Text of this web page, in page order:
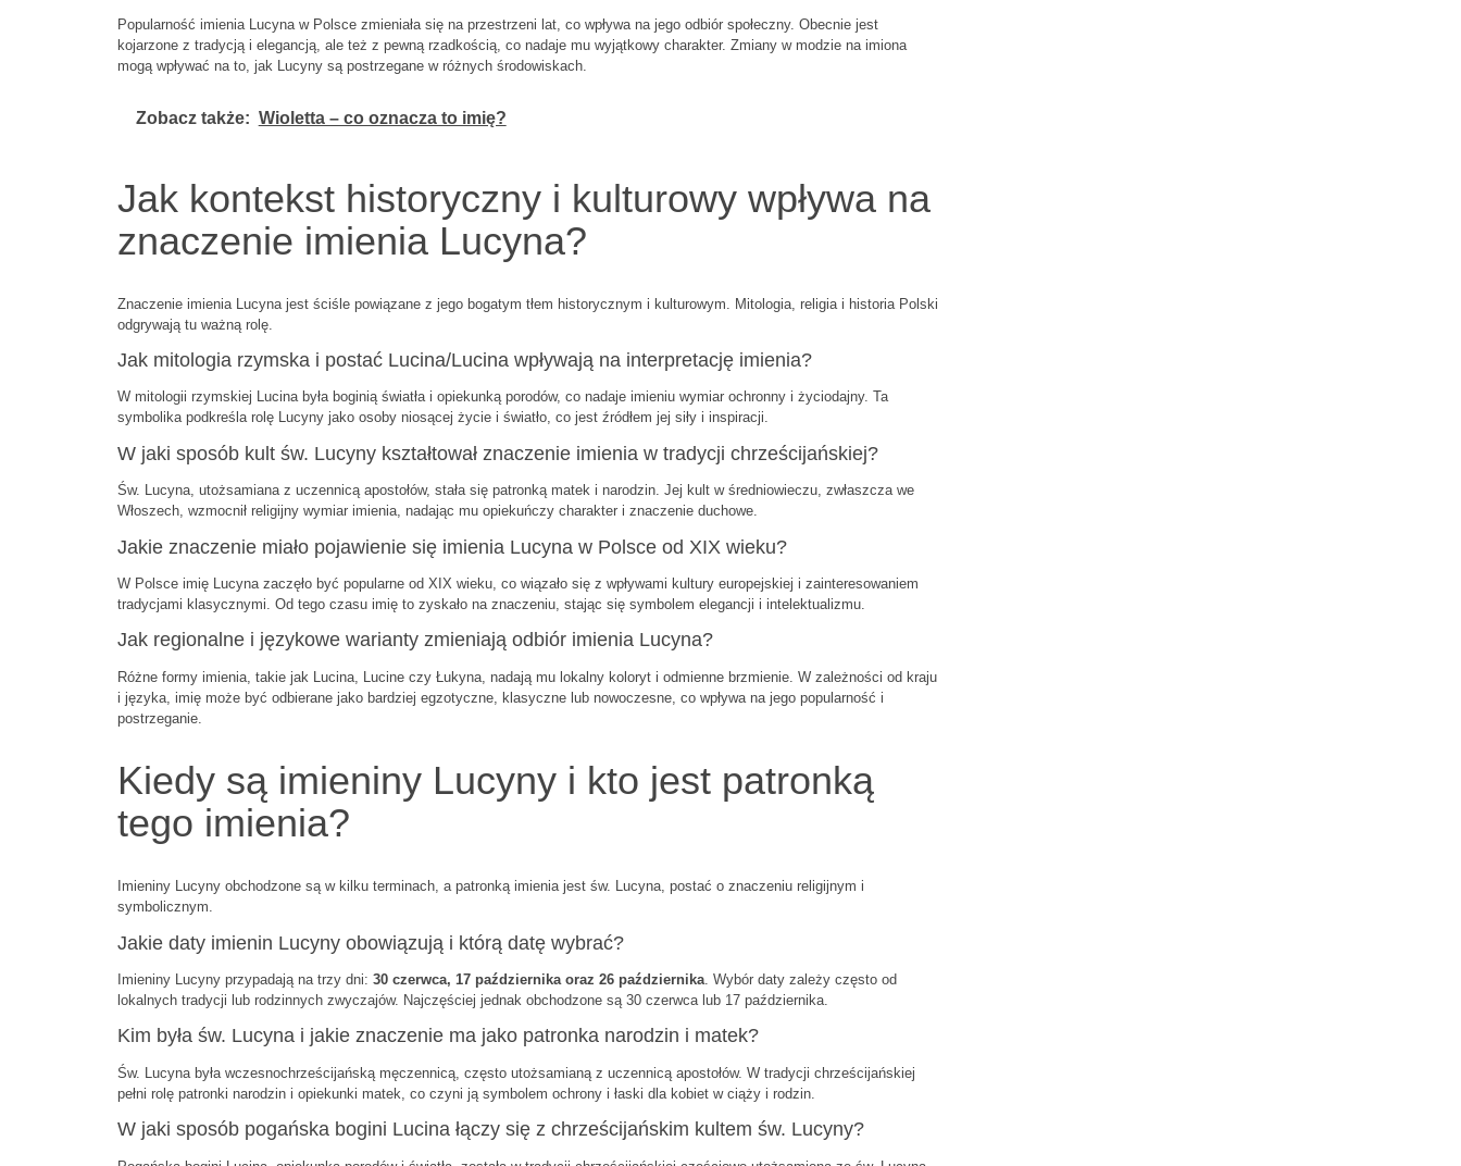
Popularność imienia Lucyna w Polsce zmieniała się na przestrzeni lat, co wpływa na jego odbiór społeczny. Obecnie jest
kojarzone z tradycją i elegancją, ale też z pewną rzadkością, co nadaje mu wyjątkowy charakter. Zmiany w modzie na imiona
mogą wpływać na to, jak Lucyny są postrzegane w różnych środowiskach.
Zobacz także: Wioletta – co oznacza to imię?
Jak kontekst historyczny i kulturowy wpływa na
znaczenie imienia Lucyna?
Znaczenie imienia Lucyna jest ściśle powiązane z jego bogatym tłem historycznym i kulturowym. Mitologia, religia i historia Polski
odgrywają tu ważną rolę.
Jak mitologia rzymska i postać Lucina/Lucina wpływają na interpretację imienia?
W mitologii rzymskiej Lucina była boginią światła i opiekunką porodów, co nadaje imieniu wymiar ochronny i życiodajny. Ta
symbolika podkreśla rolę Lucyny jako osoby niosącej życie i światło, co jest źródłem jej siły i inspiracji.
W jaki sposób kult św. Lucyny kształtował znaczenie imienia w tradycji chrześcijańskiej?
Św. Lucyna, utożsamiana z uczennicą apostołów, stała się patronką matek i narodzin. Jej kult w średniowieczu, zwłaszcza we
Włoszech, wzmocnił religijny wymiar imienia, nadając mu opiekuńczy charakter i znaczenie duchowe.
Jakie znaczenie miało pojawienie się imienia Lucyna w Polsce od XIX wieku?
W Polsce imię Lucyna zaczęło być popularne od XIX wieku, co wiązało się z wpływami kultury europejskiej i zainteresowaniem
tradycjami klasycznymi. Od tego czasu imię to zyskało na znaczeniu, stając się symbolem elegancji i intelektualizmu.
Jak regionalne i językowe warianty zmieniają odbiór imienia Lucyna?
Różne formy imienia, takie jak Lucina, Lucine czy Łukyna, nadają mu lokalny koloryt i odmienne brzmienie. W zależności od kraju
i języka, imię może być odbierane jako bardziej egzotyczne, klasyczne lub nowoczesne, co wpływa na jego popularność i
postrzeganie.
Kiedy są imieniny Lucyny i kto jest patronką
tego imienia?
Imieniny Lucyny obchodzone są w kilku terminach, a patronką imienia jest św. Lucyna, postać o znaczeniu religijnym i
symbolicznym.
Jakie daty imienin Lucyny obowiązują i którą datę wybrać?
Imieniny Lucyny przypadają na trzy dni: 30 czerwca, 17 października oraz 26 października. Wybór daty zależy często od
lokalnych tradycji lub rodzinnych zwyczajów. Najczęściej jednak obchodzone są 30 czerwca lub 17 października.
Kim była św. Lucyna i jakie znaczenie ma jako patronka narodzin i matek?
Św. Lucyna była wczesnochrześcijańską męczennicą, często utożsamianą z uczennicą apostołów. W tradycji chrześcijańskiej
pełni rolę patronki narodzin i opiekunki matek, co czyni ją symbolem ochrony i łaski dla kobiet w ciąży i rodzin.
W jaki sposób pogańska bogini Lucina łączy się z chrześcijańskim kultem św. Lucyny?